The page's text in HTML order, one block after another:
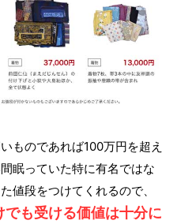
ものであれば100万円を超え
眠っていた特に有名ではな
値段をつけてくれるので、
も受ける価値は十分に